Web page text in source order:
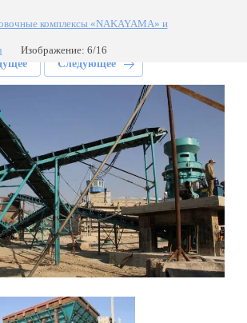
комплексы «NAKAYAMA» и
Изображение: 6/16
Следующее